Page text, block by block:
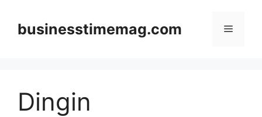
contentbusinesstimemag.com Menu
Dingin